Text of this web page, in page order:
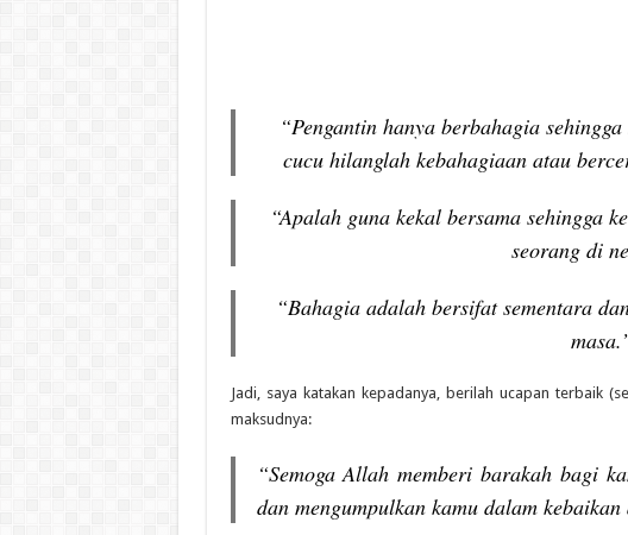
“Pengantin hanya berbahagia
cucu hilanglah kebahagiaan atau
“Apalah guna kekal bersama sehingga
seorang di
“Bahagia adalah bersifat sementara
Jadi, saya katakan kepadanya, berilah ucapan terbaik
maksudnya:
“Semoga Allah memberi barakah bagi
dan mengumpulkan kamu dalam